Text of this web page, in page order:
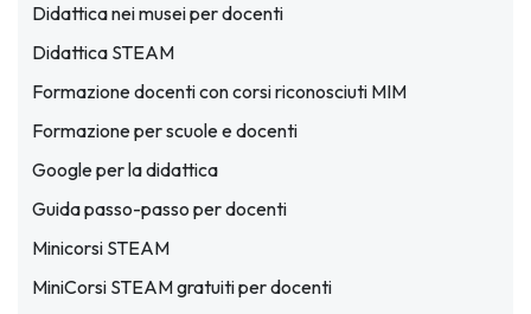
Didattica nei musei per docenti
Didattica STEAM
Formazione docenti con corsi riconosciuti MIM
Formazione per scuole e docenti
Google per la didattica
Guida passo-passo per docenti
Minicorsi STEAM
MiniCorsi STEAM gratuiti per docenti